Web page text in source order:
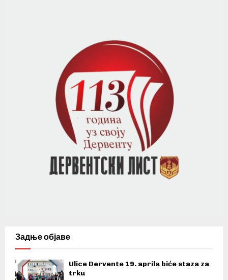
Задње објаве
Ulice Dervente 19. aprila biće staza za
trku